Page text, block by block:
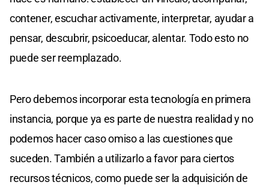
contener, escuchar activamente, interpretar, ayudar a
pensar, descubrir, psicoeducar, alentar. Todo esto no
puede ser reemplazado.
Pero debemos incorporar esta tecnología en primera
instancia, porque ya es parte de nuestra realidad y no
podemos hacer caso omiso a las cuestiones que
suceden. También a utilizarlo a favor para ciertos
recursos técnicos, como puede ser la adquisición de